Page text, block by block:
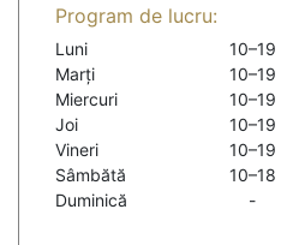
Program de lucru:
Luni
10–19
Marți
10–19
Miercuri
10–19
Joi
10–19
Vineri
10–19
Sâmbătă
10–18
Duminică
-